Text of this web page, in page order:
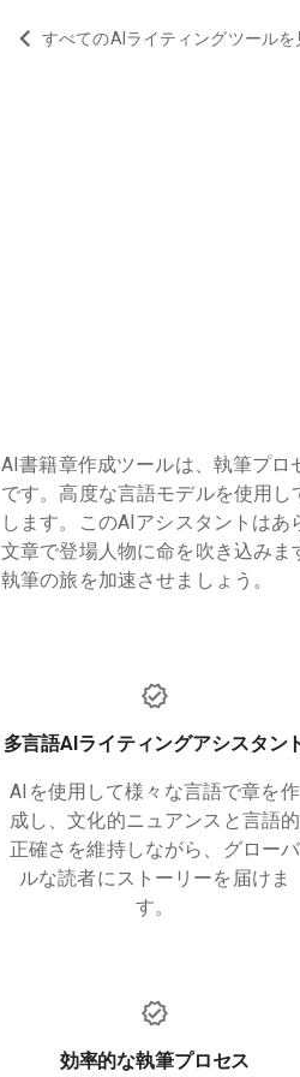
すべてのAIライティングツールを
AI書籍章作成ツールは、執筆プ
です。高度な言語モデルを使用
します。このAIアシスタントは
文章で登場人物に命を吹き込みま
執筆の旅を加速させましょう。
多言語AIライティングアシスタン
AIを使用して様々な言語で章を作
成し、文化的ニュアンスと言語的
正確さを維持しながら、グローバ
ルな読者にストーリーを届けま
す。
効率的な執筆プロセス